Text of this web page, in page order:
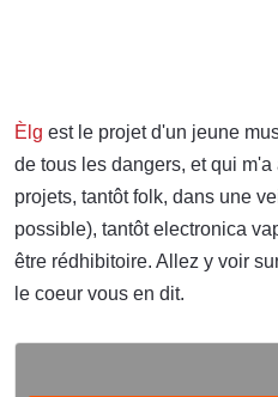
Èlg est le projet d'un jeune
de tous les dangers, et qui
projets, tantôt folk, dans une
possible), tantôt electronica
être rédhibitoire. Allez y voir
le coeur vous en dit.